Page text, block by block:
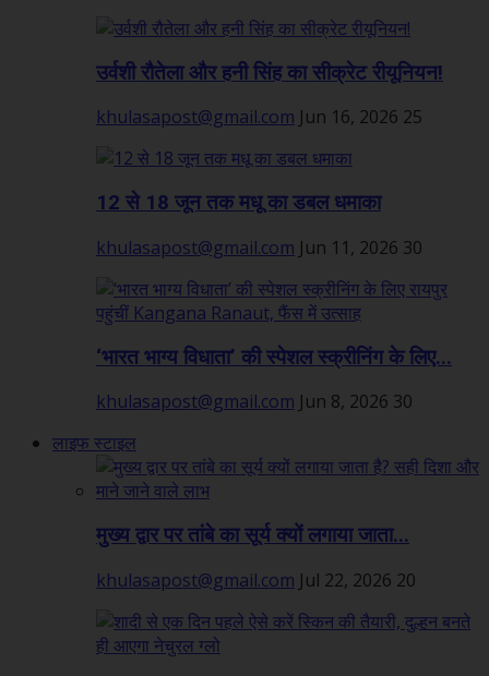
उर्वशी रौतेला और हनी सिंह का सीक्रेट रीयूनियन!
khulasapost@gmail.com Jun 16, 2026 25
12 से 18 जून तक मधू का डबल धमाका
khulasapost@gmail.com Jun 11, 2026 30
‘भारत भाग्य विधाता’ की स्पेशल स्क्रीनिंग के लिए...
khulasapost@gmail.com Jun 8, 2026 30
लाइफ स्टाइल
मुख्य द्वार पर तांबे का सूर्य क्यों लगाया जाता...
khulasapost@gmail.com Jul 22, 2026 20